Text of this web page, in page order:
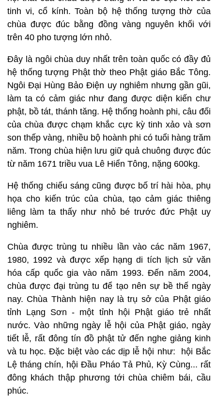
tinh vi, cổ kính. Toàn bộ hệ thống tượng thờ của
chùa được đúc bằng đồng vàng nguyên khối với
trên 40 pho tượng lớn nhỏ.
Đây là ngôi chùa duy nhất trên toàn quốc có đầy đủ
hệ thống tượng Phật thờ theo Phật giáo Bắc Tông.
Ngôi Đại Hùng Bảo Điện uy nghiêm nhưng gần gũi,
làm ta có cảm giác như đang được diện kiến chư
phật, bồ tát, thánh tăng. Hệ thống hoành phi, câu đối
của chùa được chạm khắc cực kỳ tinh xảo và sơn
son thếp vàng, nhiều bộ hoành phi có tuổi hàng trăm
năm. Trong chùa hiện lưu giữ quả chuông được đúc
từ năm 1671 triều vua Lê Hiển Tông, nặng 600kg.
Hệ thống chiếu sáng cũng được bố trí hài hòa, phụ
họa cho kiến trúc của chùa, tạo cảm giác thiêng
liêng làm ta thấy như nhỏ bé trước đức Phật uy
nghiêm.
Chùa được trùng tu nhiều lần vào các năm 1967,
1980, 1992 và được xếp hạng di tích lịch sử văn
hóa cấp quốc gia vào năm 1993. Đến năm 2004,
chùa được đại trùng tu để tạo nên sự bề thế ngày
nay. Chùa Thành hiện nay là trụ sở của Phật giáo
tỉnh Lạng Sơn - một tỉnh hội Phật giáo trẻ nhất
nước. Vào những ngày lễ hội của Phật giáo, ngày
tiết lễ, rất đông tín đồ phật tử đến nghe giảng kinh
và tu học. Đặc biệt vào các dịp lễ hội như: hội Bắc
Lệ tháng chín, hội Đầu Pháo Tả Phủ, Kỳ Cùng... rất
đông khách thập phương tới chùa chiêm bái, cầu
phúc.